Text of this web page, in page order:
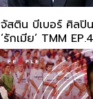
จัสติน บีเบอร์ ศิลปิ
‘รักเมีย’ TMM